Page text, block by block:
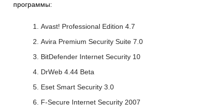
программы:
Avast! Professional Edition 4.7
Avira Premium Security Suite 7.0
BitDefender Internet Security 10
DrWeb 4.44 Beta
Eset Smart Security 3.0
F-Secure Internet Security 2007